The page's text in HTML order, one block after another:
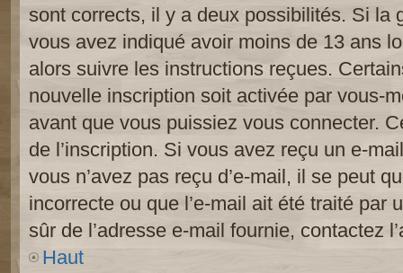
sont corrects, il y a deux possibilités. Si la
vous avez indiqué avoir moins de 13 ans
alors suivre les instructions reçues.
nouvelle inscription soit activée par vous-
avant que vous puissiez vous connecter.
de l’inscription. Si vous avez reçu un e-
vous n’avez pas reçu d’e-mail, il se peut
incorrecte ou que l’e-mail ait été traité par
sûr de l’adresse e-mail fournie, contactez
Haut